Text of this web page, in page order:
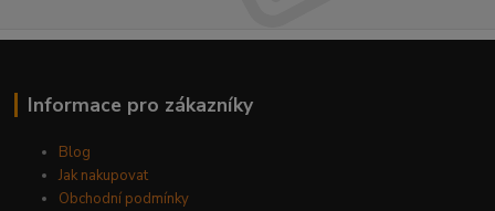
Informace pro zákazníky
Blog
Jak nakupovat
Obchodní podmínky